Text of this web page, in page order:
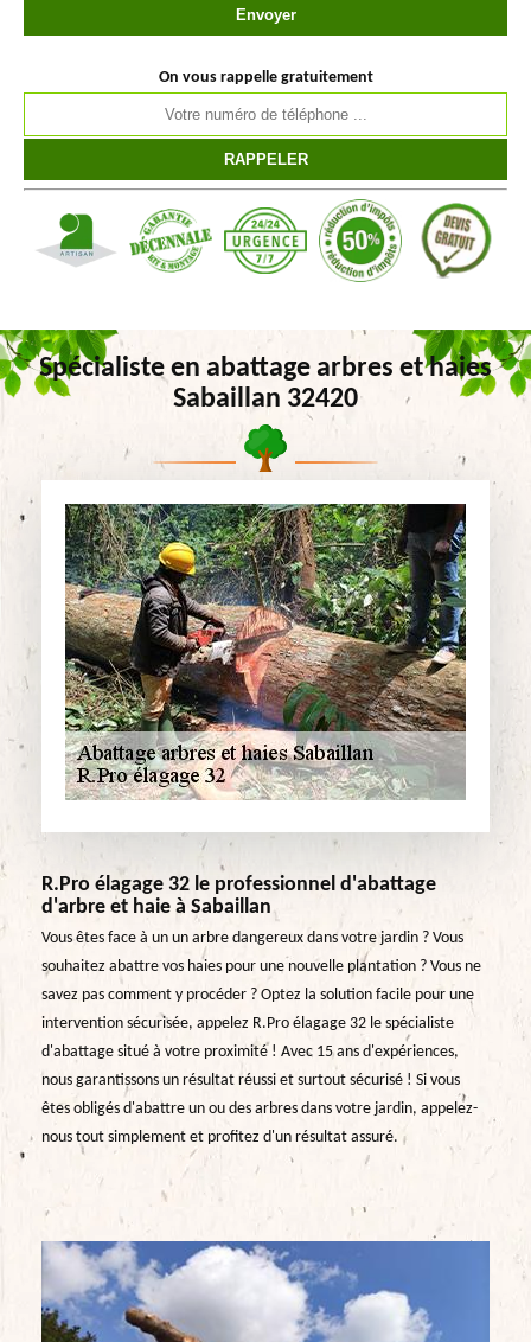
On vous rappelle gratuitement
Spécialiste en abattage arbres et haies
Sabaillan 32420
R.Pro élagage 32 le professionnel d'abattage
d'arbre et haie à Sabaillan
Vous êtes face à un un arbre dangereux dans votre jardin ? Vous
souhaitez abattre vos haies pour une nouvelle plantation ? Vous ne
savez pas comment y procéder ? Optez la solution facile pour une
intervention sécurisée, appelez R.Pro élagage 32 le spécialiste
d'abattage situé à votre proximité ! Avec 15 ans d'expériences,
nous garantissons un résultat réussi et surtout sécurisé ! Si vous
êtes obligés d'abattre un ou des arbres dans votre jardin, appelez-
nous tout simplement et profitez d'un résultat assuré.